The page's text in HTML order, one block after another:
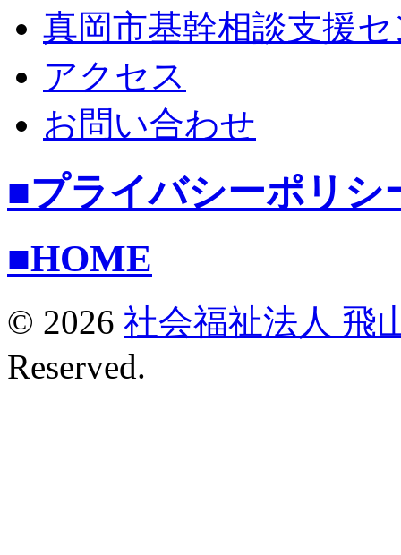
真岡市基幹相談支援
アクセス
お問い合わせ
■プライバシーポリシ
■HOME
© 2026 社会福祉法人 飛
Reserved.